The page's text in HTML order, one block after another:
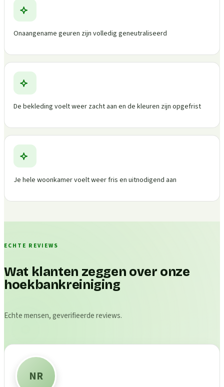
Onaangename geuren zijn volledig geneutraliseerd
De bekleding voelt weer zacht aan en de kleuren zijn opgefrist
Je hele woonkamer voelt weer fris en uitnodigend aan
ECHTE REVIEWS
Wat klanten zeggen over onze
hoekbankreiniging
Echte mensen, geverifieerde reviews.
NR